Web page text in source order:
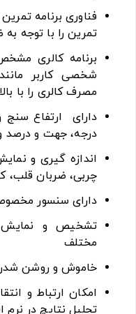
تمرین را با توجه
شخصی کاربر
مصرف کالری را با
دارای ارتفاع سنج
درجه، جهت و درصد
اندازه گیری و
چربی، ضربان قلب،
دارای سنسور
تشخیص و
مختلف
خاموش و روشن شدن
امکان ارتباط و
تحلیل نتایچ در نرم